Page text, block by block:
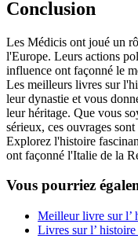
Conclusion
Les Médicis ont joué un
l'Europe. Leurs actions
influence ont façonné le
Les meilleurs livres sur
leur dynastie et vous
leur héritage. Que vous
sérieux, ces ouvrages
Explorez l'histoire
ont façonné l'Italie de la
Vous pourriez
Meilleur livre sur l’
Livres sur l’